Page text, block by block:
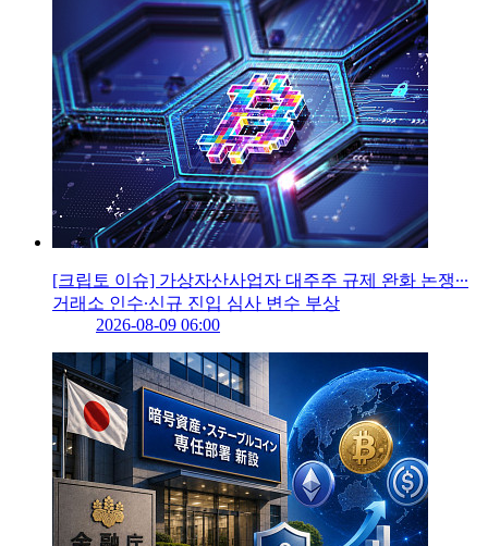
[크립토 이슈] 가상자산사업자 대주주 규제 완화 논쟁∙∙∙
거래소 인수∙신규 진입 심사 변수 부상
2026-08-09 06:00